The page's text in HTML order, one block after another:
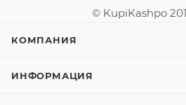
© KupiKashpo
КОМПАНИЯ
ИНФОРМАЦИЯ